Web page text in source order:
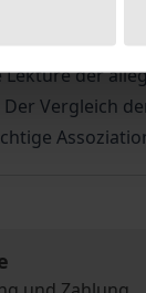
seinen
Probleme.
der
Vergleich